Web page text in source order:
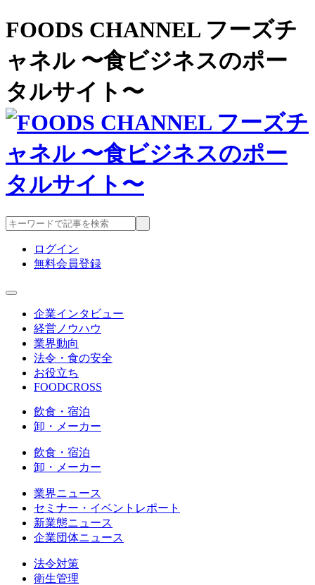
FOODS CHANNEL フーズチ
ャネル 〜食ビジネスのポー
タルサイト〜
ログイン
無料会員登録
企業インタビュー
経営ノウハウ
業界動向
法令・食の安全
お役立ち
FOODCROSS
飲食・宿泊
卸・メーカー
飲食・宿泊
卸・メーカー
業界ニュース
セミナー・イベントレポート
新業態ニュース
企業団体ニュース
法令対策
衛生管理